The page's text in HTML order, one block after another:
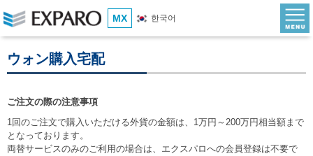
MX 한국어
ウォン購入宅配
ご注文の際の注意事項
1回のご注文で購入いただける外貨の金額は、1万円～200万円相当額まで
となっております。
両替サービスのみのご利用の場合は、エクスパロへの会員登録は不要で